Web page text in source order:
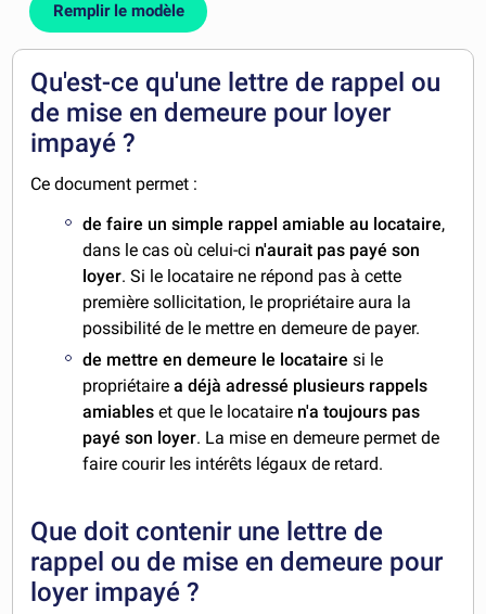
Remplir le modèle
Qu'est-ce qu'une lettre de rappel ou
de mise en demeure pour loyer
impayé ?
Ce document permet :
de faire un simple rappel amiable au locataire,
dans le cas où celui-ci n'aurait pas payé son
loyer. Si le locataire ne répond pas à cette
première sollicitation, le propriétaire aura la
possibilité de le mettre en demeure de payer.
de mettre en demeure le locatairesi le
propriétairea déjà adressé plusieurs rappels
amiableset que le locataire n'a toujours pas
payé son loyer. La mise en demeure permet de
faire courir les intérêts légaux de retard.
Que doit contenir une lettre de
rappel ou de mise en demeure pour
loyer impayé ?